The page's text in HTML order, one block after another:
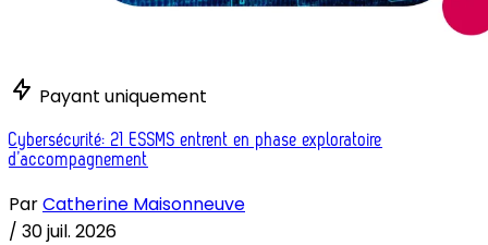
Payant uniquement
Cybersécurité: 21 ESSMS entrent en phase exploratoire
d’accompagnement
ParCatherine Maisonneuve
/ 30 juil. 2026